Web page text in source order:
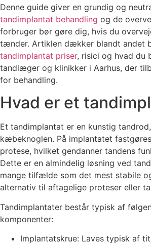
Denne guide giver en grundig og
tandimplantat behandling og de
forbruger bør gøre dig, hvis du
tænder. Artiklen dækker blandt andet
tandimplantat priser, risici og hvad du
tandlæger og klinikker i Aarhus, der
for behandling.
Hvad er et
Et tandimplantat er en kunstig
kæbeknoglen. På implantatet
protese, hvilket gendanner tandens
Dette er en almindelig løsning ved
mange tilfælde som det mest stabile
alternativ til aftagelige proteser eller
Tandimplantater består typisk af
komponenter:
Implantatskrue: Laves typisk af